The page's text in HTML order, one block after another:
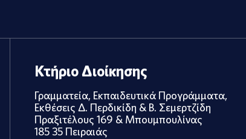
Κτήριο Διοίκησης
Γραμματεία, Εκπαιδευτικά Προγράμματα,
Εκθέσεις Δ. Περδικίδη & Β. Σεμερτζίδη
Πραξιτέλους 169 & Μπουμπουλίνας
185 35 Πειραιάς